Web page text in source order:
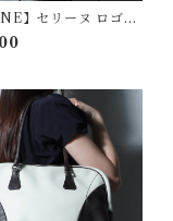
】セリーヌ ロゴ入
ストライプレザー
ルダーバッグ brown